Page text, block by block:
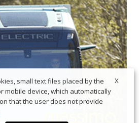
X
small text files placed by the
mobile device, which automatically
that the user does not provide